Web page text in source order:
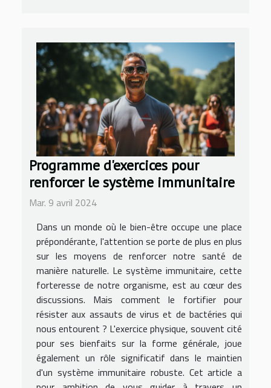
Programme d'exercices pour
renforcer le système immunitaire
Mar. 9 avril 2024
Dans un monde où le bien-être occupe une place
prépondérante, l'attention se porte de plus en plus
sur les moyens de renforcer notre santé de
manière naturelle. Le système immunitaire, cette
forteresse de notre organisme, est au cœur des
discussions. Mais comment le fortifier pour
résister aux assauts de virus et de bactéries qui
nous entourent ? L'exercice physique, souvent cité
pour ses bienfaits sur la forme générale, joue
également un rôle significatif dans le maintien
d'un système immunitaire robuste. Cet article a